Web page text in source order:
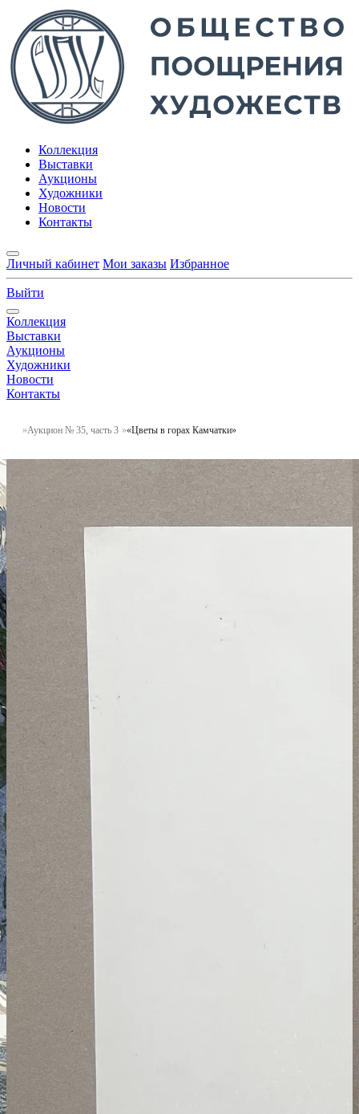
Коллекция
Выставки
Аукционы
Художники
Новости
Контакты
Личный кабинет Мои заказы Избранное
Выйти
Коллекция
Выставки
Аукционы
Художники
Новости
Контакты
Аукцион № 35, часть 3 «Цветы в горах Камчатки»